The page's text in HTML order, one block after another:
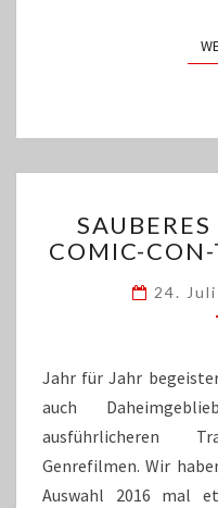
COMIC-
24.
Jahr für Jahr
auch
ausführlicheren
Genrefilmen. Wir
Auswahl 2016 mal